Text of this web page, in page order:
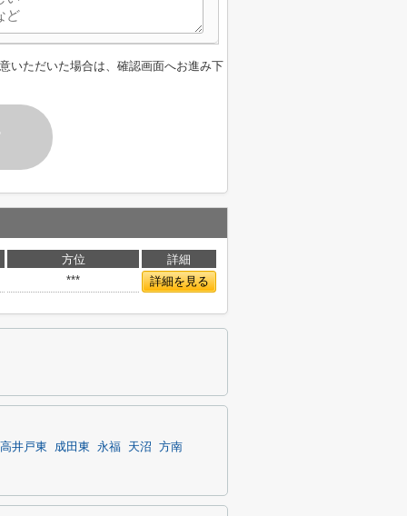
いただいた場合は、確認画面へお進み下
方位
詳細
*** 詳細を見る
高井戸東 成田東 永福 天沼
方南